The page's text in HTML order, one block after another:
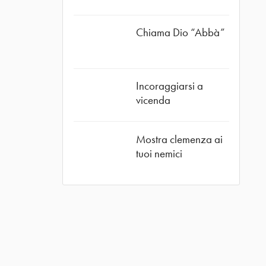
Chiama Dio “Abbà”
Incoraggiarsi a
vicenda
Mostra clemenza ai
tuoi nemici